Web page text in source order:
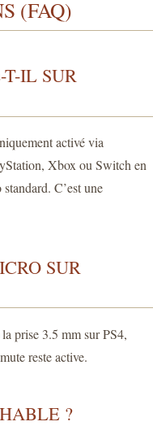
(FAQ)
IL SUR
activé via
Xbox ou Switch en
C’est une
SUR
prise 3.5 mm sur PS4,
reste active.
?